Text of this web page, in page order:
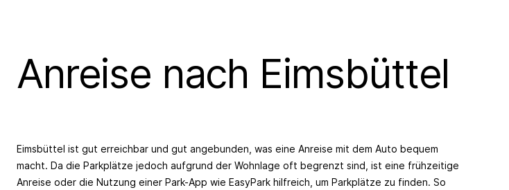
Anreise nach Eimsbüttel
Eimsbüttel ist gut erreichbar und gut angebunden, was eine Anreise mit dem Auto bequem
macht. Da die Parkplätze jedoch aufgrund der Wohnlage oft begrenzt sind, ist eine frühzeitige
Anreise oder die Nutzung einer Park-App wie EasyPark hilfreich, um Parkplätze zu finden. So